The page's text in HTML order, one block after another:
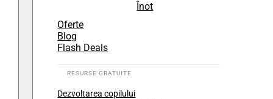
Înot
Oferte
Blog
Flash Deals
Dezvoltarea copilului